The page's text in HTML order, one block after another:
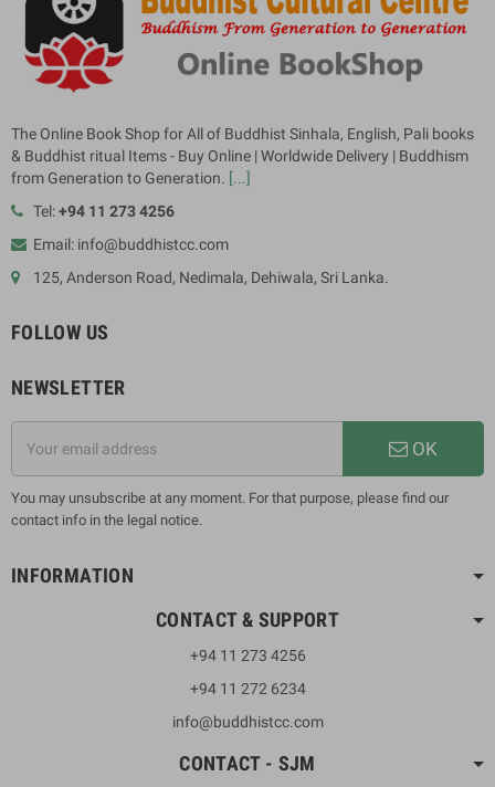
The Online Book Shop for All of Buddhist Sinhala, English, Pali books
& Buddhist ritual Items - Buy Online | Worldwide Delivery | Buddhism
from Generation to Generation. [...]
Tel:+94 11 273 4256
Email: info@buddhistcc.com
125, Anderson Road, Nedimala, Dehiwala, Sri Lanka.
FOLLOW US
NEWSLETTER
OK
You may unsubscribe at any moment. For that purpose, please find our
contact info in the legal notice.
INFORMATION
CONTACT & SUPPORT
+94 11 273 4256
+94 11 272 6234
info@buddhistcc.com
CONTACT - SJM